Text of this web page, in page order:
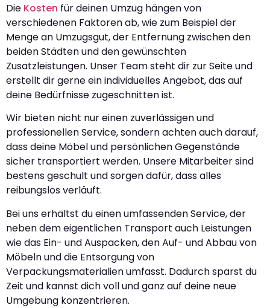
Die Kosten für deinen Umzug hängen von
verschiedenen Faktoren ab, wie zum Beispiel der
Menge an Umzugsgut, der Entfernung zwischen den
beiden Städten und den gewünschten
Zusatzleistungen. Unser Team steht dir zur Seite und
erstellt dir gerne ein individuelles Angebot, das auf
deine Bedürfnisse zugeschnitten ist.
Wir bieten nicht nur einen zuverlässigen und
professionellen Service, sondern achten auch darauf,
dass deine Möbel und persönlichen Gegenstände
sicher transportiert werden. Unsere Mitarbeiter sind
bestens geschult und sorgen dafür, dass alles
reibungslos verläuft.
Bei uns erhältst du einen umfassenden Service, der
neben dem eigentlichen Transport auch Leistungen
wie das Ein- und Auspacken, den Auf- und Abbau von
Möbeln und die Entsorgung von
Verpackungsmaterialien umfasst. Dadurch sparst du
Zeit und kannst dich voll und ganz auf deine neue
Umgebung konzentrieren.